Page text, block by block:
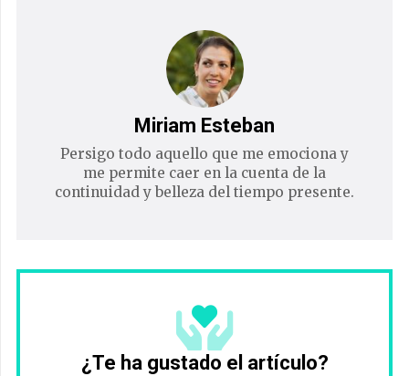
Miriam Esteban
Persigo todo aquello que me emociona y
me permite caer en la cuenta de la
continuidad y belleza del tiempo presente.
¿Te ha gustado el artículo?